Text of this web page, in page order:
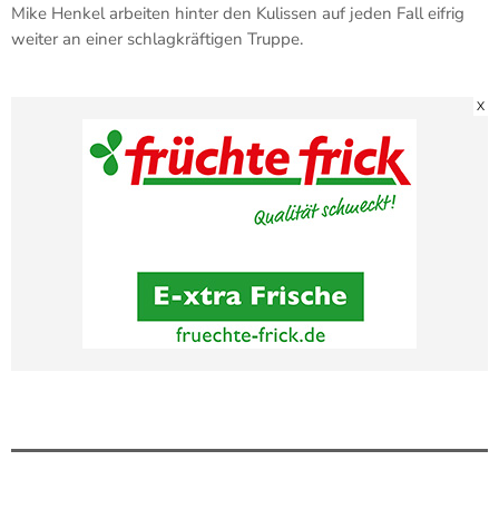
Mike Henkel arbeiten hinter den Kulissen auf jeden Fall eifrig
weiter an einer schlagkräftigen Truppe.
X